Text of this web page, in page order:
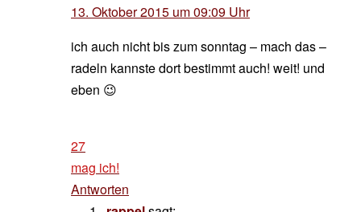
13. Oktober 2015 um 09:09 Uhr
ich auch nicht bis zum sonntag – mach das –
radeln kannste dort bestimmt auch! weit! und
eben 😉
27
mag ich!
Antworten